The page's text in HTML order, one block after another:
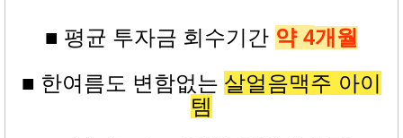
■ 평균 투자금 회수기간 약 4개월
■ 한여름도 변함없는 살얼음맥주 아이
템